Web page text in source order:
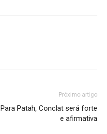
Próximo artigo
Para Patah, Conclat será forte
e afirmativa